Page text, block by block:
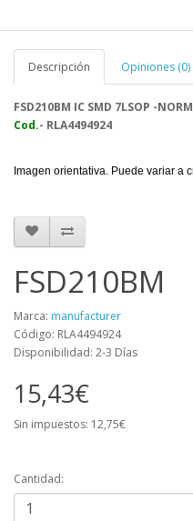
Descripción Opiniones (0)
FSD210BM IC SMD 7LSOP -
Cod.- RLA4494924
Imagen orientativa. Puede variar a
FSD210BM
Marca: manufacturer
Código: RLA4494924
Disponibilidad: 2-3 Días
15,43€
Sin impuestos: 12,75€
Cantidad: